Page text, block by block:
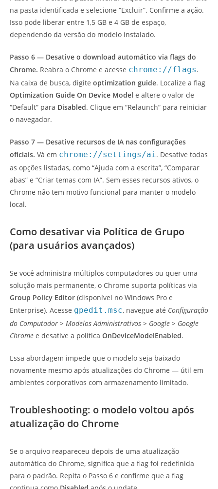
na pasta identificada e selecione “Excluir”. Confirme a ação.
Isso pode liberar entre 1,5 GB e 4 GB de espaço,
dependendo da versão do modelo instalado.
Passo 6 — Desative o download automático via flags do
Chrome. Reabra o Chrome e acesse chrome://flags.
Na caixa de busca, digite optimization guide. Localize a flag
Optimization Guide On Device Model e altere o valor de
“Default” para Disabled. Clique em “Relaunch” para reiniciar
o navegador.
Passo 7 — Desative recursos de IA nas configurações
oficiais. Vá em chrome://settings/ai. Desative todas
as opções listadas, como “Ajuda com a escrita”, “Comparar
abas” e “Criar temas com IA”. Sem esses recursos ativos, o
Chrome não tem motivo funcional para manter o modelo
local.
Como desativar via Política de Grupo
(para usuários avançados)
Se você administra múltiplos computadores ou quer uma
solução mais permanente, o Chrome suporta políticas via
Group Policy Editor (disponível no Windows Pro e
Enterprise). Acesse gpedit.msc, navegue até Configuração
do Computador > Modelos Administrativos > Google > Google
Chrome e desative a política OnDeviceModelEnabled.
Essa abordagem impede que o modelo seja baixado
novamente mesmo após atualizações do Chrome — útil em
ambientes corporativos com armazenamento limitado.
Troubleshooting: o modelo voltou após
atualização do Chrome
Se o arquivo reapareceu depois de uma atualização
automática do Chrome, significa que a flag foi redefinida
para o padrão. Repita o Passo 6 e confirme que a flag